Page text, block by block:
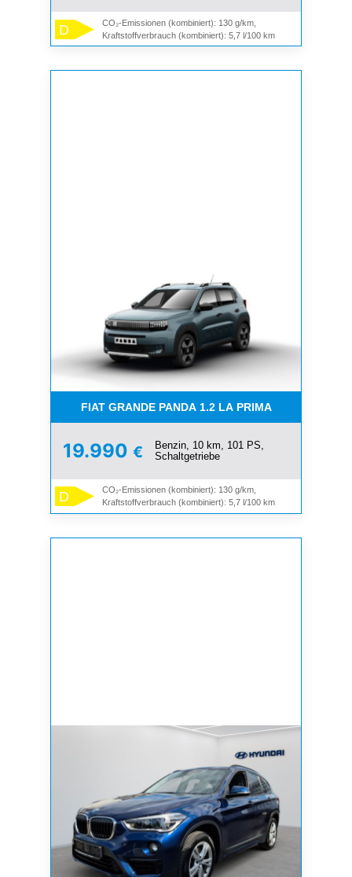
D
CO₂-Emissionen (kombiniert): 130 g/km,
Kraftstoffverbrauch (kombiniert): 5,7 l/100 km
FIAT GRANDE PANDA 1.2 LA PRIMA
19.990 €
Benzin, 10 km, 101 PS,
Schaltgetriebe
D
CO₂-Emissionen (kombiniert): 130 g/km,
Kraftstoffverbrauch (kombiniert): 5,7 l/100 km